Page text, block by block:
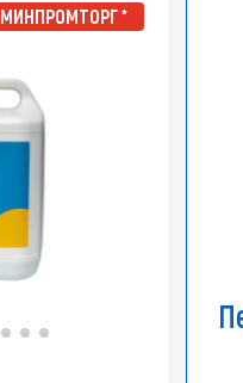
МИНПРОМТОРГ *